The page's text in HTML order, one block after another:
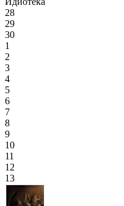
28
29
30
1
2
3
4
5
6
7
8
9
10
11
12
13